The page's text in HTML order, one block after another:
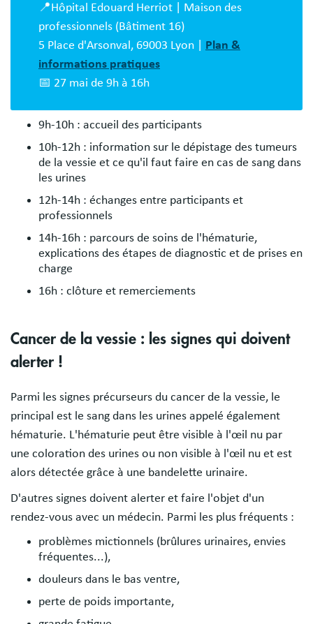
📍Hôpital Edouard Herriot | Maison des
professionnels (Bâtiment 16)
5 Place d'Arsonval, 69003 Lyon | Plan &
informations pratiques
📅 27 mai de 9h à 16h
9h-10h : accueil des participants
10h-12h : information sur le dépistage des tumeurs
de la vessie et ce qu'il faut faire en cas de sang dans
les urines
12h-14h : échanges entre participants et
professionnels
14h-16h : parcours de soins de l'hématurie,
explications des étapes de diagnostic et de prises en
charge
16h : clôture et remerciements
Cancer de la vessie : les signes qui doivent
alerter !
Parmi les signes précurseurs du cancer de la vessie, le
principal est le sang dans les urines appelé également
hématurie. L'hématurie peut être visible à l'œil nu par
une coloration des urines ou non visible à l'œil nu et est
alors détectée grâce à une bandelette urinaire.
D'autres signes doivent alerter et faire l'objet d'un
rendez-vous avec un médecin. Parmi les plus fréquents :
problèmes mictionnels (brûlures urinaires, envies
fréquentes...),
douleurs dans le bas ventre,
perte de poids importante,